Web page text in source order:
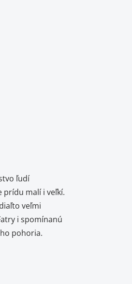
ľudí
prídu malí i veľkí.
veľmi
i spomínanú
pohoria.